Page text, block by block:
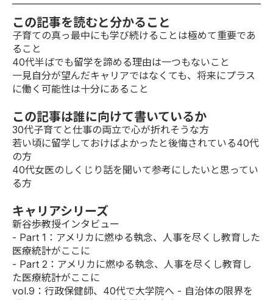
この記事を読むと分かること
子育ての真っ最中にも学び続けることは極めて重要であ
ること
40代半ばでも留学を諦める理由は一つもないこと
一見自分が望んだキャリアではなくても、将来にプラス
に働く可能性は十分にあること
この記事は誰に向けて書いているか
30代子育てと仕事の両立で心が折れそうな方
若い頃に留学しておけばよかったと後悔されている40代
の方
40代女医のしくじり話を聞いて参考にしたいと思ってい
る方
キャリアシリーズ
新谷歩教授インタビュー
- Part 1 ：アメリカに燃ゆる執念、人事を尽くし教育した
医療統計がここに
- Part 2 ：アメリカに燃ゆる執念、人事を尽くし教育し
た医療統計がここに
vol.9 ：行政保健師、40代で大学院へ - 自治体の限界を